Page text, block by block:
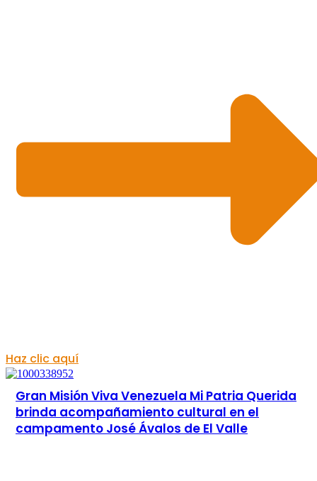
Haz clic aquí
Gran Misión Viva Venezuela Mi Patria Querida
brinda acompañamiento cultural en el
campamento José Ávalos de El Valle